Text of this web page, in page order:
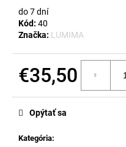
do 7 dní
Kód: 40
Značka: LUMIMA
€35,50
Kategória:
Opýtať sa
č
a
e
DETSKÁ
SUNNY
BIELA